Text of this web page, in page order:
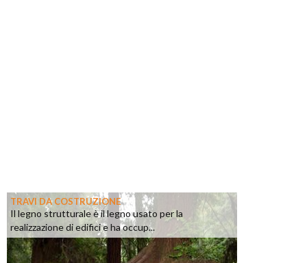
TRAVI DA COSTRUZIONE
Il legno strutturale è il legno usato per la
realizzazione di edifici e ha occup...